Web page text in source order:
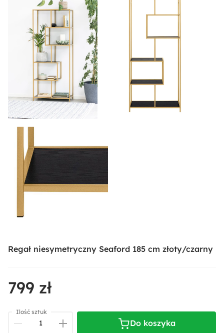
Regał niesymetryczny Seaford 185 cm złoty/czarny
799 zł
Ilość sztuk
Do koszyka